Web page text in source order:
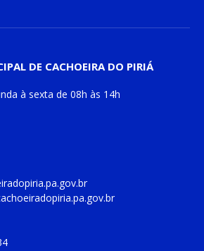
DE CACHOEIRA DO PIRIÁ
à sexta de 08h às 14h